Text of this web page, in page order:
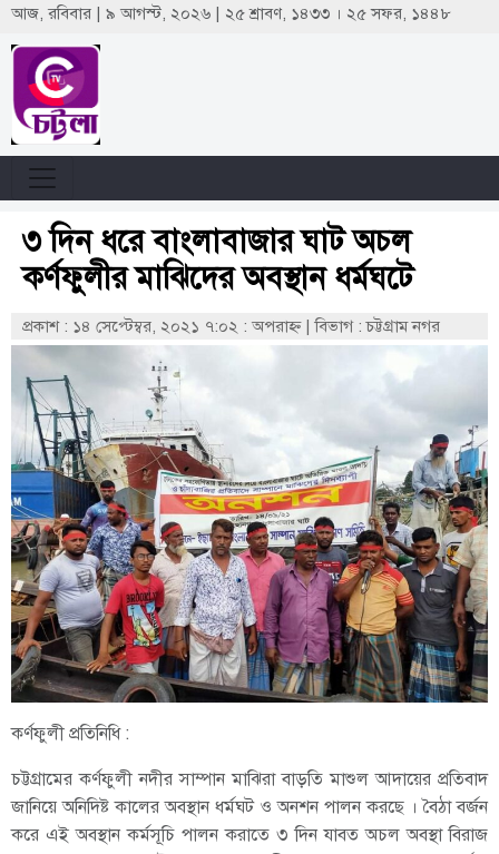
আজ, রবিবার | ৯ আগস্ট, ২০২৬ | ২৫ শ্রাবণ, ১৪৩৩ । ২৫ সফর, ১৪৪৮
৩ দিন ধরে বাংলাবাজার ঘাট অচল
কর্ণফুলীর মাঝিদের অবস্থান ধর্মঘটে
প্রকাশ : ১৪ সেপ্টেম্বর, ২০২১ ৭:০২ : অপরাহ্ণ |বিভাগ : চট্টগ্রাম নগর
কর্ণফুলী প্রতিনিধি :
চট্টগ্রামের কর্ণফুলী নদীর সাম্পান মাঝিরা বাড়তি মাশুল আদায়ের প্রতিবাদ
জানিয়ে অনিদিষ্ট কালের অবস্থান ধর্মঘট ও অনশন পালন করছে । বৈঠা বর্জন
করে এই অবস্থান কর্মসূচি পালন করাতে ৩ দিন যাবত অচল অবস্থা বিরাজ